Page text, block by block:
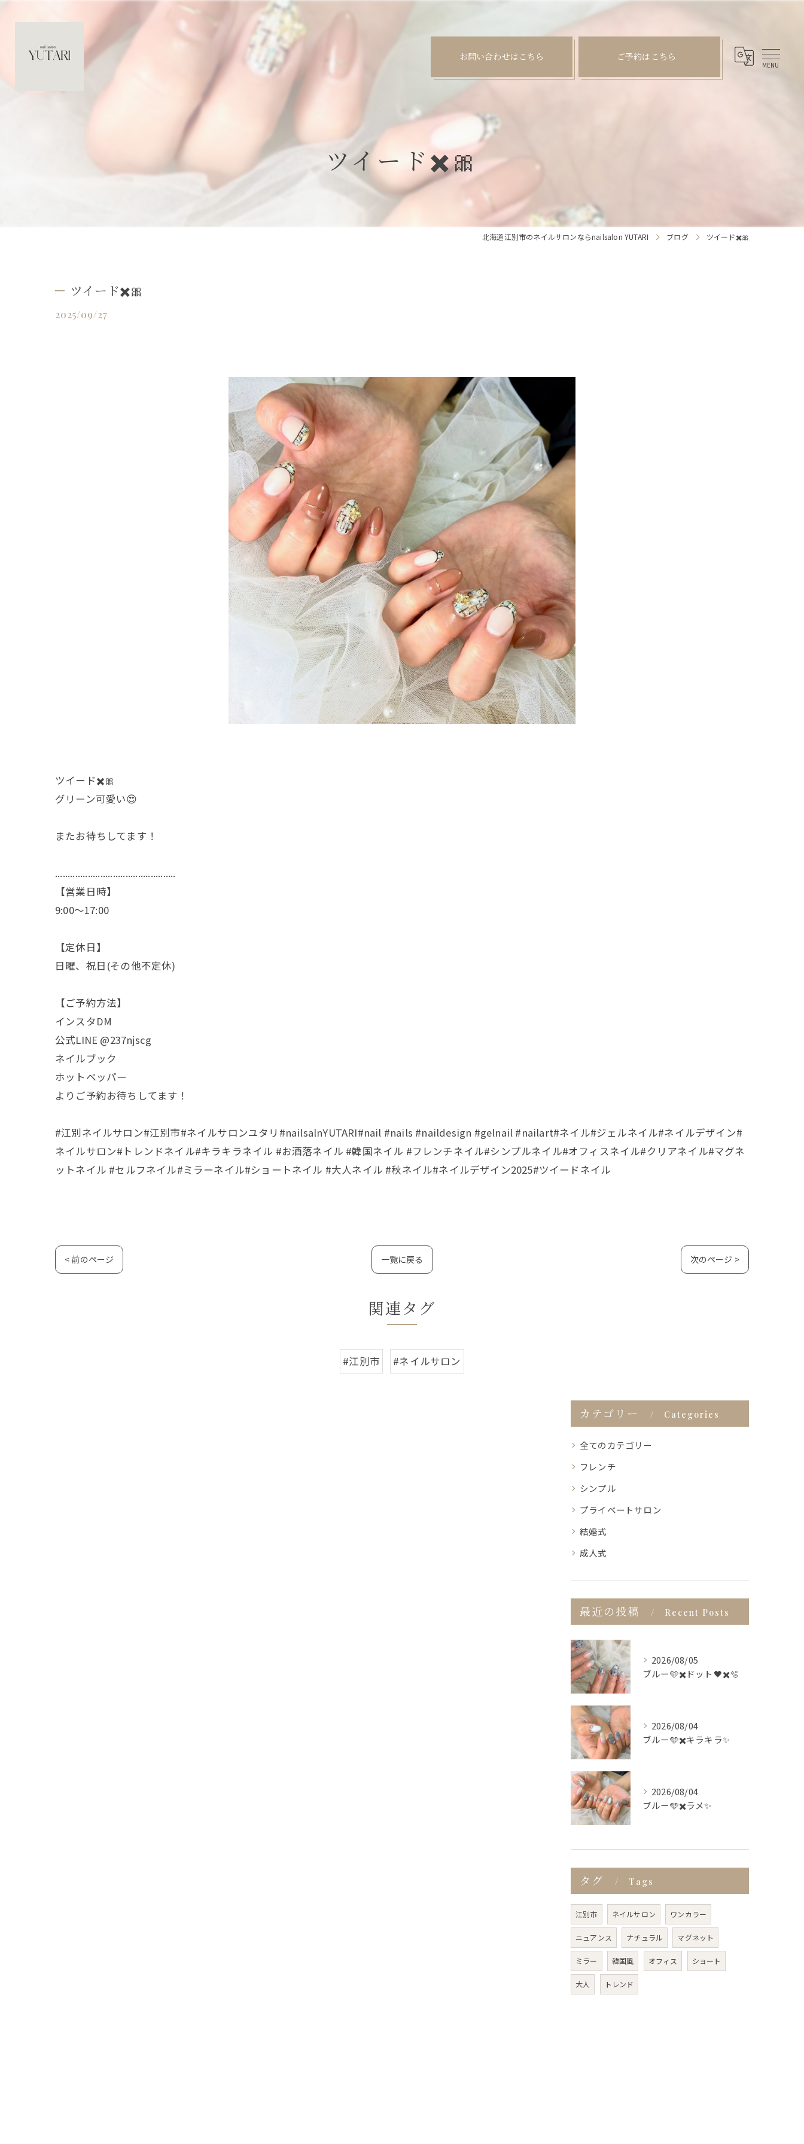
お問い合わせはこちら ご予約はこちら
ツイード✖️🎀
北海道江別市のネイルサロンならnailsalon YUTARI ブログ ツイード✖️🎀
ツイード✖️🎀
2025/09/27
ツイード✖️🎀
グリーン可愛い😍
またお待ちしてます！
................................................
【営業日時】
9:00〜17:00
【定休日】
日曜、祝日(その他不定休)
【ご予約方法】
インスタDM
公式LINE @237njscg
ネイルブック
ホットペッパー
よりご予約お待ちしてます！
#江別ネイルサロン#江別市#ネイルサロンユタリ#nailsalnYUTARI#nail #nails #naildesign #gelnail #nailart#ネイル#ジェルネイル#ネイルデザイン#
ネイルサロン#トレンドネイル#キラキラネイル #お酒落ネイル #韓国ネイル #フレンチネイル#シンプルネイル#オフィスネイル#クリアネイル#マグネ
ットネイル #セルフネイル#ミラーネイル#ショートネイル #大人ネイル #秋ネイル#ネイルデザイン2025#ツイードネイル
< 前のページ 一覧に戻る 次のページ >
関連タグ
#江別市 #ネイルサロン
カテゴリー Categories
全てのカテゴリー
フレンチ
シンプル
プライベートサロン
結婚式
成人式
最近の投稿 Recent Posts
2026/08/05
ブルー🩵✖️ドット🖤✖️🫧
2026/08/04
ブルー🩵✖️キラキラ✨
2026/08/04
ブルー🩵✖️ラメ✨
タグ Tags
江別市 ネイルサロン ワンカラー
ニュアンス ナチュラル マグネット
ミラー 韓国風 オフィス ショート
大人 トレンド